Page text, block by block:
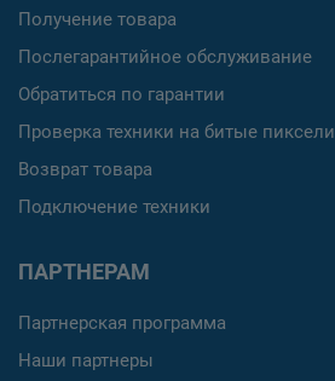
Получение товара
Послегарантийное обслуживание
Обратиться по гарантии
Проверка техники на битые пиксели
Возврат товара
Подключение техники
ПАРТНЕРАМ
Партнерская программа
Наши партнеры